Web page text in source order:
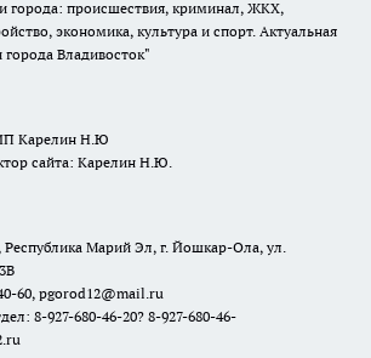
города: происшествия, криминал, ЖКХ,
экономика, культура и спорт. Актуальная
Владивосток"
Карелин Н.Ю
сайта: Карелин Н.Ю.
Республика Марий Эл, г. Йошкар-Ола, ул.
60, pgorod12@mail.ru
8-927-680-46-20? 8-927-680-46-